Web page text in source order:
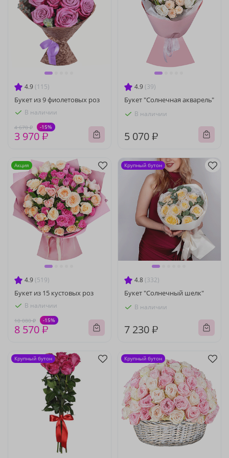
4.9 (115)
Букет из 9 фиолетовых роз
В наличии
4 670 ₽ -15%
3 970 ₽
4.9 (39)
Букет "Солнечная акварель"
В наличии
5 070 ₽
4.9 (519)
Букет из 15 кустовых роз
В наличии
10 080 ₽ -15%
8 570 ₽
Акция
4.8 (332)
Букет "Солнечный шелк"
В наличии
7 230 ₽
Крупный бутон
Крупный бутон Крупный бутон